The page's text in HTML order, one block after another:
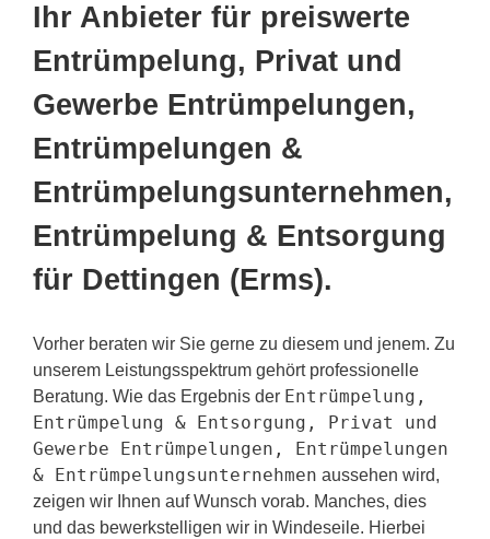
Ihr Anbieter für preiswerte
Entrümpelung, Privat und
Gewerbe Entrümpelungen,
Entrümpelungen &
Entrümpelungsunternehmen,
Entrümpelung & Entsorgung
für Dettingen (Erms).
Vorher beraten wir Sie gerne zu diesem und jenem. Zu
unserem Leistungsspektrum gehört professionelle
Beratung. Wie das Ergebnis der Entrümpelung,
Entrümpelung & Entsorgung, Privat und
Gewerbe Entrümpelungen, Entrümpelungen
& Entrümpelungsunternehmen aussehen wird,
zeigen wir Ihnen auf Wunsch vorab. Manches, dies
und das bewerkstelligen wir in Windeseile. Hierbei